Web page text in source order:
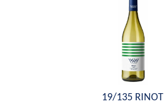
19/135 RINOT